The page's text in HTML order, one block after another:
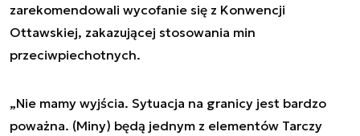
zarekomendowali wycofanie się z Konwencji
Ottawskiej, zakazującej stosowania min
przeciwpiechotnych.
„Nie mamy wyjścia. Sytuacja na granicy jest bardzo
poważna. (Miny) będą jednym z elementów Tarczy